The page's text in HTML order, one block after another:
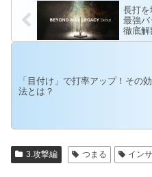
長打を
最強バ
徹底解
「目付け」で打率アップ！その
法とは？
3.攻撃編 つまる イン